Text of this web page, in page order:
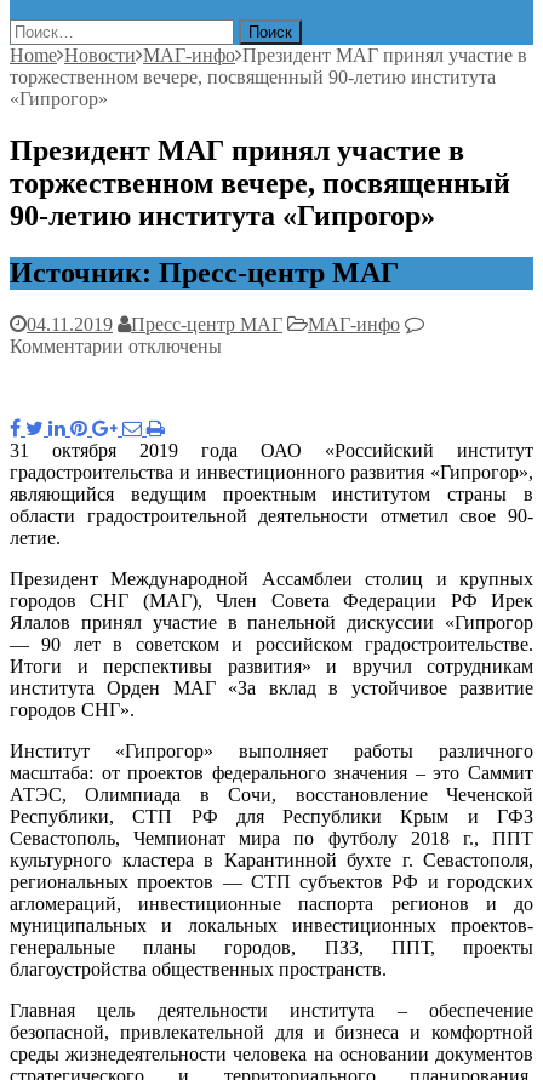
Найти:
Home Новости МАГ-инфо Президент МАГ принял участие в
торжественном вечере, посвященный 90-летию института
«Гипрогор»
Президент МАГ принял участие в
торжественном вечере, посвященный
90-летию института «Гипрогор»
Источник: Пресс-центр МАГ
04.11.2019 Пресс-центр МАГ
МАГ-инфо
Комментарии к
принял
участие
в
торжественном
вечере,
летию
института
«Гипрогор»
отключены
31 октября 2019 года ОАО «Российский институт
градостроительства и инвестиционного развития «Гипрогор»,
являющийся ведущим проектным институтом страны в
области градостроительной деятельности отметил свое 90-
летие.
Президент Международной Ассамблеи столиц и крупных
городов СНГ (МАГ), Член Совета Федерации РФ Ирек
Ялалов принял участие в панельной дискуссии «Гипрогор
— 90 лет в советском и российском градостроительстве.
Итоги и перспективы развития» и вручил сотрудникам
института Орден МАГ «За вклад в устойчивое развитие
городов СНГ».
Институт «Гипрогор» выполняет работы различного
масштаба: от проектов федерального значения – это Саммит
АТЭС, Олимпиада в Сочи, восстановление Чеченской
Республики, СТП РФ для Республики Крым и ГФЗ
Севастополь, Чемпионат мира по футболу 2018 г., ППТ
культурного кластера в Карантинной бухте г. Севастополя,
региональных проектов — СТП субъектов РФ и городских
агломераций, инвестиционные паспорта регионов и до
муниципальных и локальных инвестиционных проектов-
генеральные планы городов, ПЗЗ, ППТ, проекты
благоустройства общественных пространств.
Главная цель деятельности института – обеспечение
безопасной, привлекательной для и бизнеса и комфортной
среды жизнедеятельности человека на основании документов
стратегического и территориального планирования.